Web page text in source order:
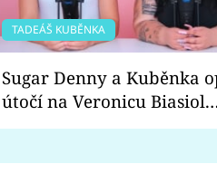
TADEÁŠ KUBĚNKA
Sugar Denny a Kuběnka
útočí na Veronicu Biasiol.
Proč je podle nich falešná